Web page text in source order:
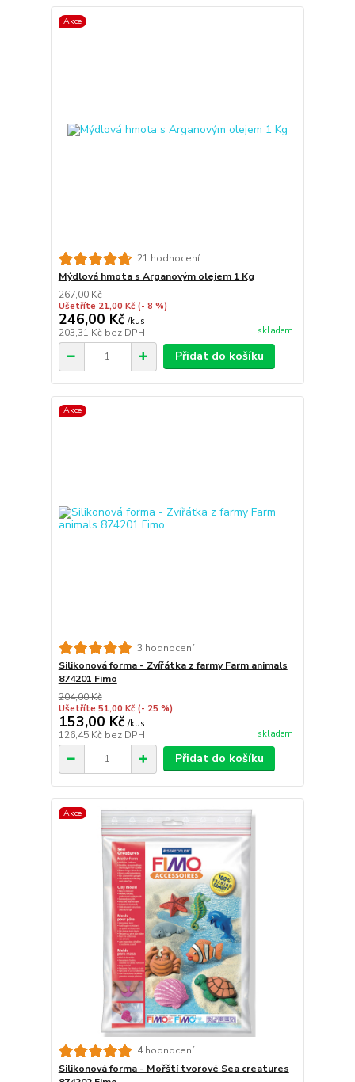
Akce
21 hodnocení
Mýdlová hmota s Arganovým olejem 1 Kg
267,00 Kč
Ušetříte 21,00 Kč (- 8 %)
246,00 Kč /kus
203,31 Kč bez DPH skladem
Přidat do košíku
Akce
3 hodnocení
Silikonová forma - Zvířátka z farmy Farm animals
874201 Fimo
204,00 Kč
Ušetříte 51,00 Kč (- 25 %)
153,00 Kč /kus
126,45 Kč bez DPH skladem
Přidat do košíku
Akce
4 hodnocení
Silikonová forma - Mořští tvorové Sea creatures